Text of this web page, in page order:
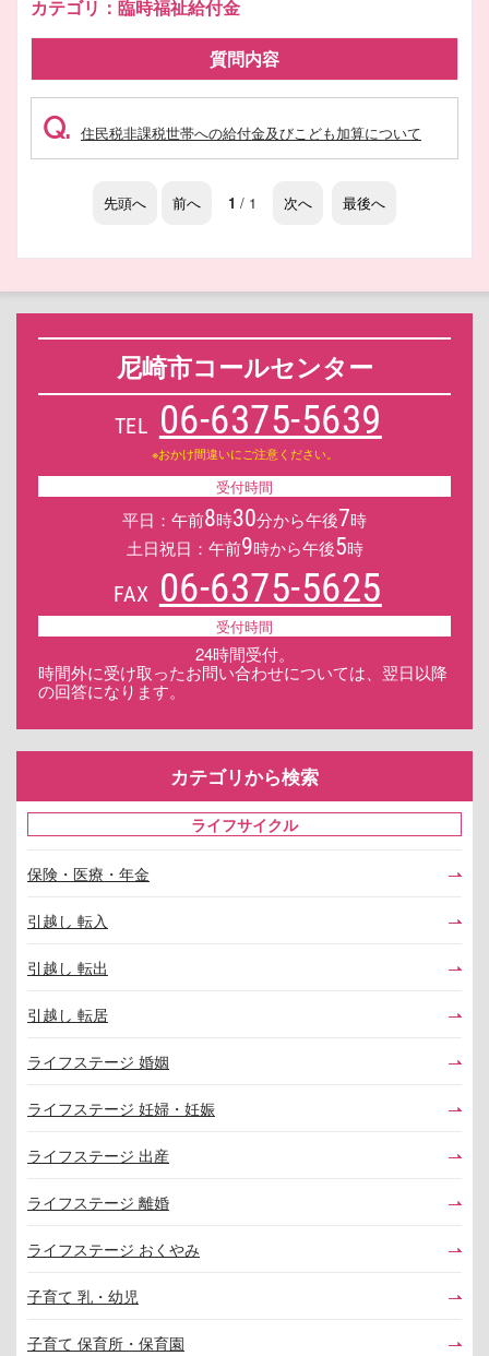
カテゴリ：臨時福祉給付金
質問内容
Q. 住民税非課税世帯への給付金及びこども加算について
先頭へ 前へ 1 / 1 次へ 最後へ
尼崎市コールセンター
TEL 06-6375-5639
※おかけ間違いにご注意ください。
受付時間
平日：午前8時30分から午後7時
土日祝日：午前9時から午後5時
FAX 06-6375-5625
受付時間
24時間受付。
時間外に受け取ったお問い合わせについては、翌日以降
の回答になります。
カテゴリから検索
ライフサイクル
保険・医療・年金
引越し 転入
引越し 転出
引越し 転居
ライフステージ 婚姻
ライフステージ 妊婦・妊娠
ライフステージ 出産
ライフステージ 離婚
ライフステージ おくやみ
子育て 乳・幼児
子育て 保育所・保育園